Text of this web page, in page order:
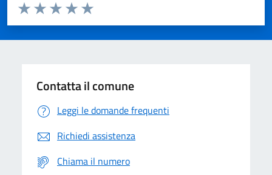
Domanda
Valuta da 1 a 5 stelle la pagina
Valuta 5 stelle su 5
Valuta 4 stelle su 5
Valuta 3 stelle su 5
Valuta 2 stelle su 5
Valuta 1 stelle su 5
Contatta il comune
Leggi le domande frequenti
Richiedi assistenza
Chiama il numero